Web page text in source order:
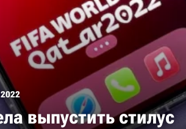
выпустить стилус